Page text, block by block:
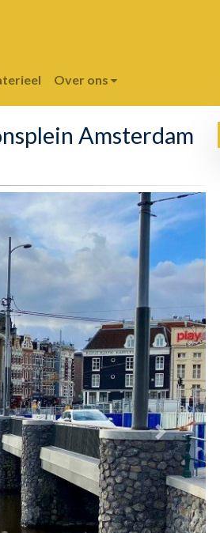
Over ons
Amsterdam